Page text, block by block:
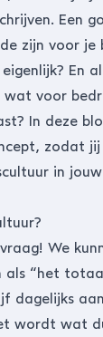
Een
zijn voor je
En
wat voor
In deze
zodat
in
We
als “het
dagelijks
wordt wat